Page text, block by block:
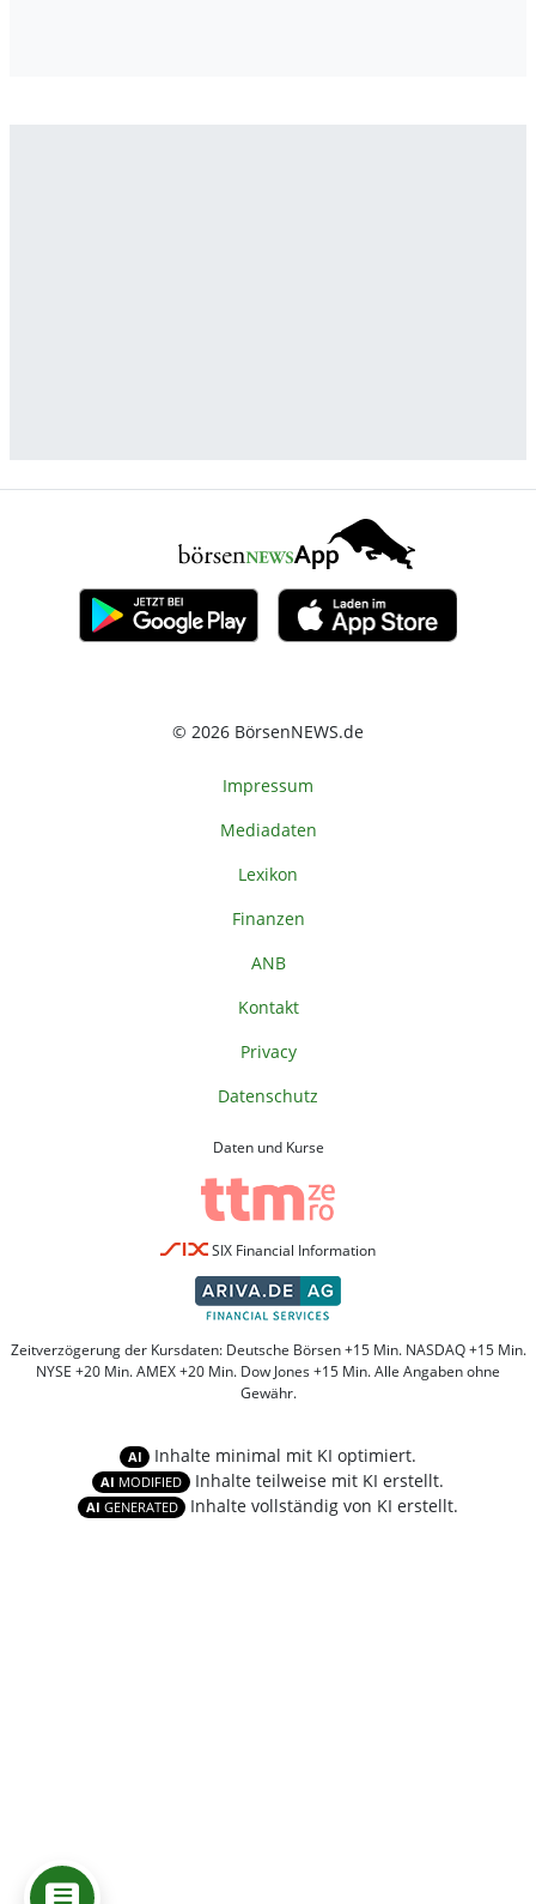
© 2026 BörsenNEWS.de
Impressum
Mediadaten
Lexikon
Finanzen
ANB
Kontakt
Privacy
Datenschutz
Daten und Kurse
SIX Financial Information
Zeitverzögerung der Kursdaten: Deutsche Börsen +15 Min. NASDAQ +15 Min.
NYSE +20 Min. AMEX +20 Min. Dow Jones +15 Min. Alle Angaben ohne
Gewähr.
AI Inhalte minimal mit KI optimiert.
AI MODIFIED Inhalte teilweise mit KI erstellt.
AI GENERATED Inhalte vollständig von KI erstellt.